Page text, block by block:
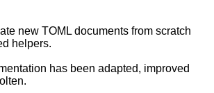
new TOML documents from scratch
helpers.
has been adapted, improved